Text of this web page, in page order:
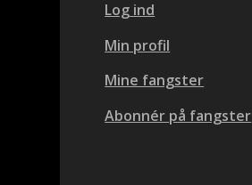
Log ind
Min profil
Mine fangster
Abonnér på fangster